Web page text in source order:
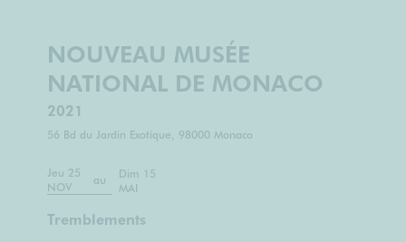
NOUVEAU MUSÉE
NATIONAL DE MONACO
2021
56 Bd du Jardin Exotique, 98000 Monaco
Jeu 25
NOV
au
Dim 15
MAI
Tremblements